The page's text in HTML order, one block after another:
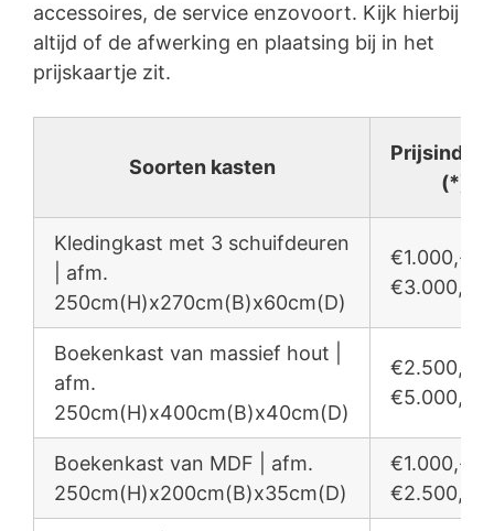
accessoires, de service enzovoort. Kijk hierbij
altijd of de afwerking en plaatsing bij in het
prijskaartje zit.
Soorten kasten
(*)
Kledingkast met 3 schuifdeuren
| afm.
250cm(H)x270cm(B)x60cm(D)
€1.000,- /
€3.000,-
Boekenkast van massief hout |
afm.
250cm(H)x400cm(B)x40cm(D)
€2.500,- /
€5.000,-
Boekenkast van MDF | afm.
250cm(H)x200cm(B)x35cm(D)
€1.000,- /
€2.500,-